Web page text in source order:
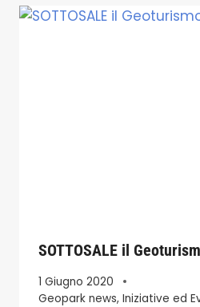
SOTTOSALE il
1 Giugno 2020
Geopark news, Iniziative ed